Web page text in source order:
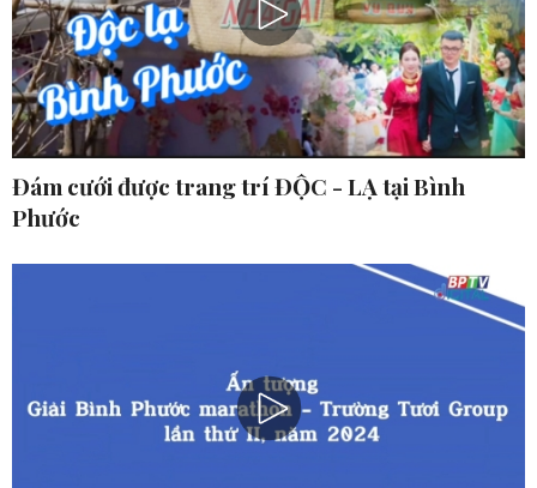
Đám cưới được trang trí ĐỘC - LẠ tại Bình
Phước